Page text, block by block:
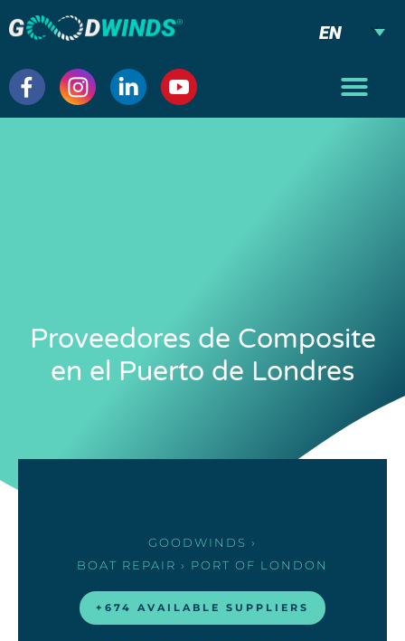
EN
Proveedores de Composite
en el Puerto de Londres
GOODWINDS ›
BOAT REPAIR › PORT OF LONDON
+674 AVAILABLE SUPPLIERS